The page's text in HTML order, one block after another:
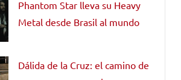
Phantom Star lleva su Heavy
Metal desde Brasil al mundo
Dálida de la Cruz: el camino de